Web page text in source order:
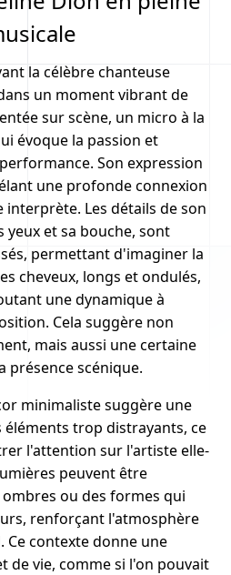
la célèbre chanteuse
un moment vibrant de
sur scène, un micro à la
évoque la passion et
Son expression
une profonde connexion
interprète. Les détails de son
yeux et sa bouche, sont
permettant d'imaginer la
cheveux, longs et ondulés,
une dynamique à
Cela suggère non
mais aussi une certaine
présence scénique.
minimaliste suggère une
éléments trop distrayants, ce
l'attention sur l'artiste elle-
peuvent être
ou des formes qui
renforçant l'atmosphère
Ce contexte donne une
de vie, comme si l'on pouvait